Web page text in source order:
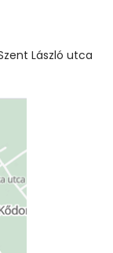
László utca